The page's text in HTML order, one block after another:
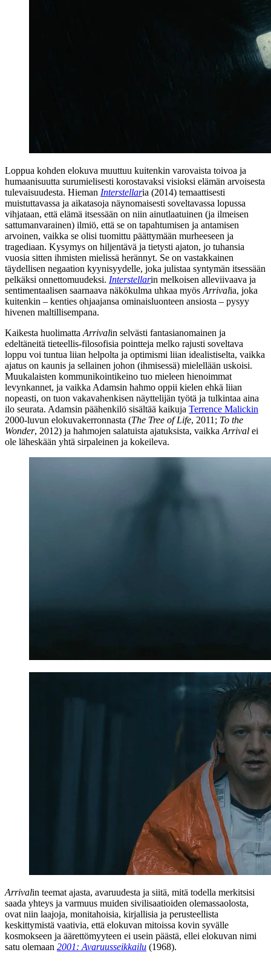
Loppua kohden elokuva muuttuu kuitenkin varovaista toivoa ja
humaanisuutta surumielisesti korostavaksi visioksi elämän arvoisesta
tulevaisuudesta. Hieman Interstellaria (2014) temaattisesti
muistuttavassa ja aikatasoja näynomaisesti soveltavassa lopussa
vihjataan, että elämä itsessään on niin ainutlaatuinen (ja ilmeisen
sattumanvarainen) ilmiö, että se on tapahtumisen ja antamisen
arvoinen, vaikka se olisi tuomittu päättymään murheeseen ja
tragediaan. Kysymys on hiljentävä ja tietysti ajaton, jo tuhansia
vuosia sitten ihmisten mielissä herännyt. Se on vastakkainen
täydellisen negaation kyynisyydelle, joka julistaa syntymän itsessään
pelkäksi onnettomuudeksi. Interstellarin melkoisen alleviivaava ja
sentimentaalisen saarnaava näkökulma uhkaa myös Arrivalia, joka
kuitenkin – kenties ohjaajansa ominaisluonteen ansiosta – pysyy
hivenen maltillisempana.
Kaikesta huolimatta Arrivalin selvästi fantasianomainen ja
edeltäneitä tieteellis-filosofisia pointteja melko rajusti soveltava
loppu voi tuntua liian helpolta ja optimismi liian idealistiselta, vaikka
ajatus on kaunis ja sellainen johon (ihmisessä) mielellään uskoisi.
Muukalaisten kommunikointikeino tuo mieleen hienoimmat
levynkannet, ja vaikka Adamsin hahmo oppii kielen ehkä liian
nopeasti, on tuon vakavahenkisen näyttelijän työtä ja tulkintaa aina
ilo seurata. Adamsin päähenkilö sisältää kaikuja Terrence Malickin
2000‑luvun elokuvakerronnasta (The Tree of Life, 2011; To the
Wonder, 2012) ja hahmojen salatuista ajatuksista, vaikka Arrival ei
ole läheskään yhtä sirpaleinen ja kokeileva.
Arrivalin teemat ajasta, avaruudesta ja siitä, mitä todella merkitsisi
saada yhteys ja varmuus muiden sivilisaatioiden olemassaolosta,
ovat niin laajoja, monitahoisia, kirjallisia ja perusteellista
keskittymistä vaativia, että elokuvan mitoissa kovin syvälle
kosmokseen ja äärettömyyteen ei usein päästä, ellei elokuvan nimi
satu olemaan 2001: Avaruusseikkailu (1968).